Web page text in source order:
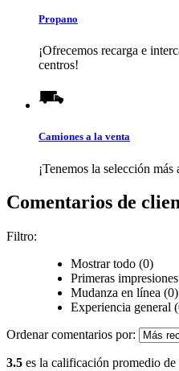
Propano
¡Ofrecemos recarga e
centros!
Camiones a la venta
¡Tenemos la selección
Comentarios de
Filtro:
Mostrar todo (0)
Primeras
Mudanza en línea (0)
Experiencia general
Ordenar comentarios por:
3.5 es la calificación promedio de